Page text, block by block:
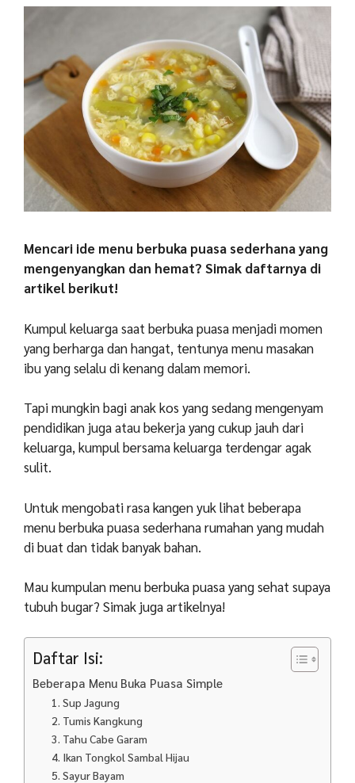
Mencari ide menu berbuka puasa sederhana yang
mengenyangkan dan hemat? Simak daftarnya di
artikel berikut!
Kumpul keluarga saat berbuka puasa menjadi momen
yang berharga dan hangat, tentunya menu masakan
ibu yang selalu di kenang dalam memori.
Tapi mungkin bagi anak kos yang sedang mengenyam
pendidikan juga atau bekerja yang cukup jauh dari
keluarga, kumpul bersama keluarga terdengar agak
sulit.
Untuk mengobati rasa kangen yuk lihat beberapa
menu berbuka puasa sederhana rumahan yang mudah
di buat dan tidak banyak bahan.
Mau kumpulan menu berbuka puasa yang sehat supaya
tubuh bugar? Simak juga artikelnya!
Daftar Isi:
Beberapa Menu Buka Puasa Simple
1. Sup Jagung
2. Tumis Kangkung
3. Tahu Cabe Garam
4. Ikan Tongkol Sambal Hijau
5. Sayur Bayam